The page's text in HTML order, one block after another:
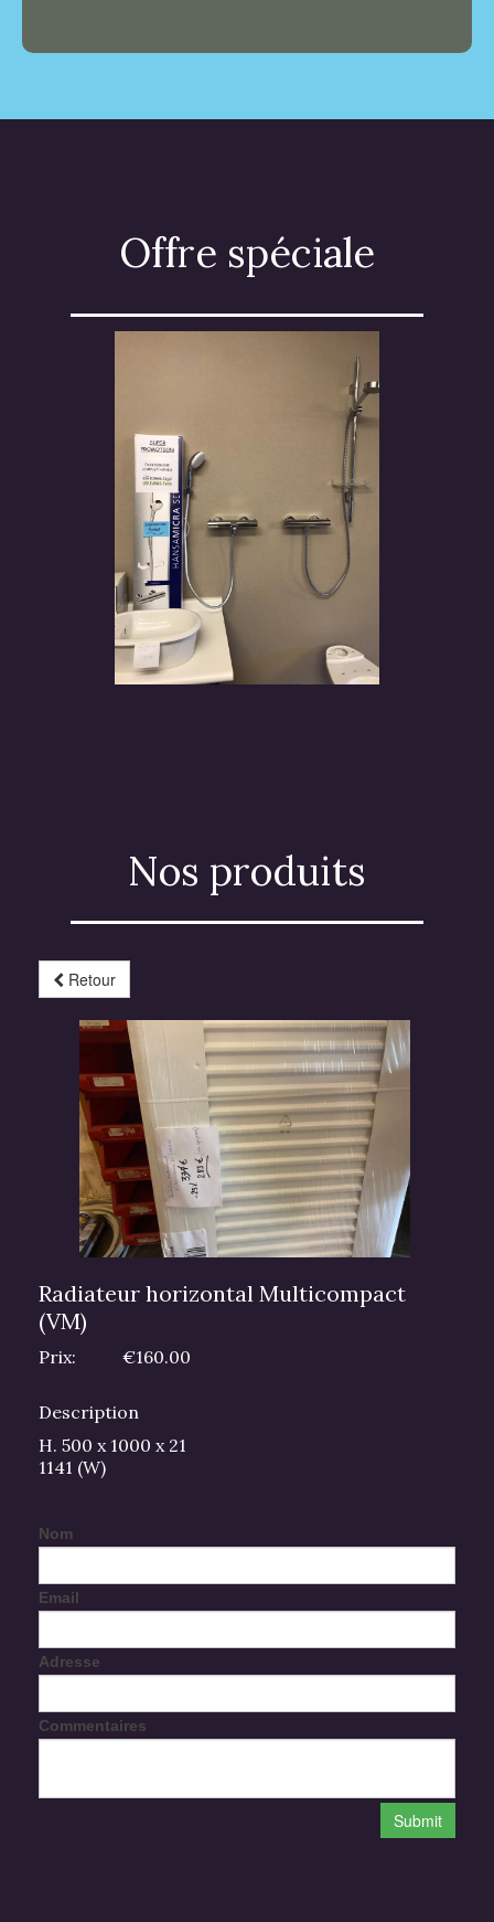
Offre spéciale
Nos produits
Retour
Radiateur horizontal Multicompact
(VM)
Prix: €160.00
Description
H. 500 x 1000 x 21
1141 (W)
Nom
Email
Adresse
Commentaires
Submit